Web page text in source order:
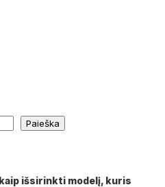
Paieška
išsirinkti modelį, kuris